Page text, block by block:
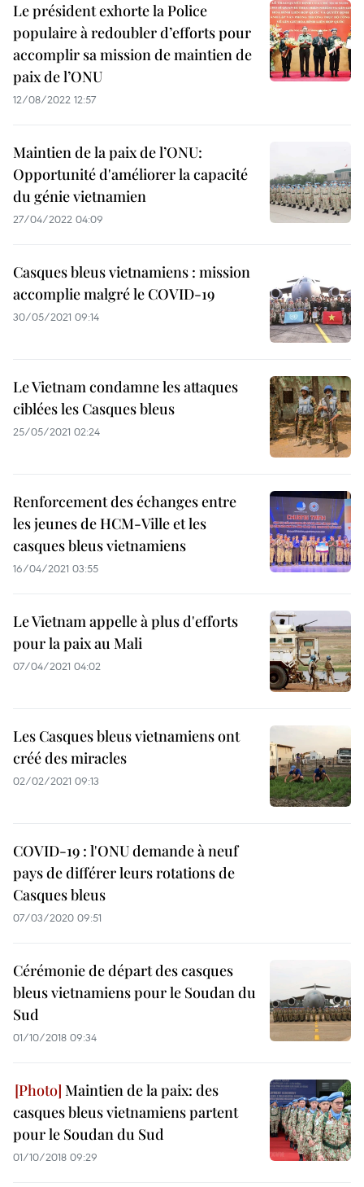
Le président exhorte la Police
populaire à redoubler d’efforts pour
accomplir sa mission de maintien de
paix de l’ONU
12/08/2022 12:57
Maintien de la paix de l’ONU:
Opportunité d'améliorer la capacité
du génie vietnamien
27/04/2022 04:09
Casques bleus vietnamiens : mission
accomplie malgré le COVID-19
30/05/2021 09:14
Le Vietnam condamne les attaques
ciblées les Casques bleus
25/05/2021 02:24
Renforcement des échanges entre
les jeunes de HCM-Ville et les
casques bleus vietnamiens
16/04/2021 03:55
Le Vietnam appelle à plus d'efforts
pour la paix au Mali
07/04/2021 04:02
Les Casques bleus vietnamiens ont
créé des miracles
02/02/2021 09:13
COVID-19 : l'ONU demande à neuf
pays de différer leurs rotations de
Casques bleus
07/03/2020 09:51
Cérémonie de départ des casques
bleus vietnamiens pour le Soudan du
Sud
01/10/2018 09:34
Maintien de la paix: des
casques bleus vietnamiens partent
pour le Soudan du Sud
01/10/2018 09:29